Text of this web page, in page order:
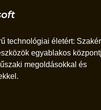
technológiai életért:
egyablakos
megoldásokkal és